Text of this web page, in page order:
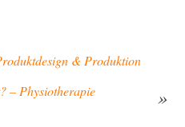
& Produktion
– Physiotherapie